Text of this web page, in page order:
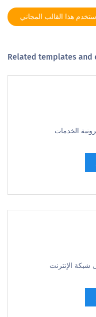
هذا القالب المجاني
Related templates and
الخدمات
شبكة الإنترنت